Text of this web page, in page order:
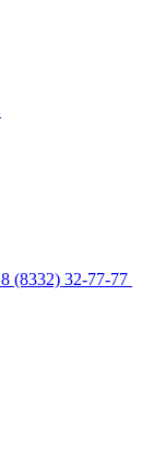
8 (8332) 32-77-77